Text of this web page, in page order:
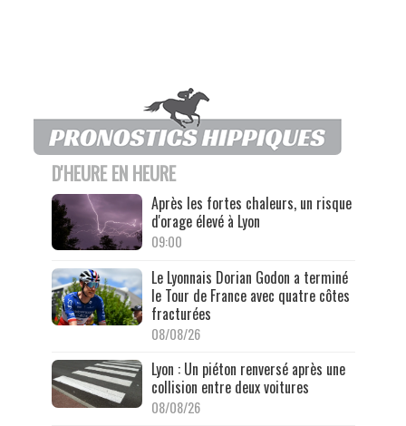
D'HEURE EN HEURE
Après les fortes chaleurs, un risque
d'orage élevé à Lyon
09:00
Le Lyonnais Dorian Godon a terminé
le Tour de France avec quatre côtes
fracturées
08/08/26
Lyon : Un piéton renversé après une
collision entre deux voitures
08/08/26